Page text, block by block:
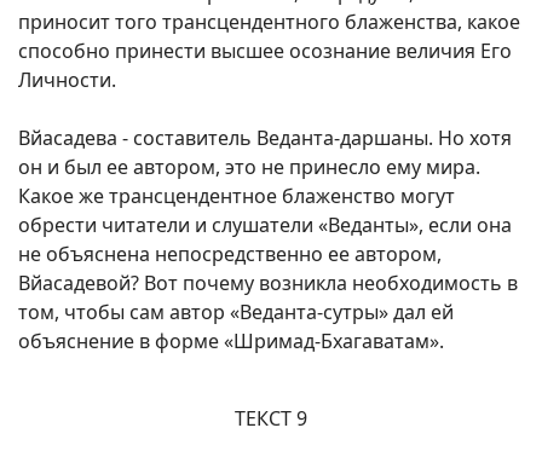
приносит того трансцендентного блаженства, какое
способно принести высшее осознание величия Его
Личности.
Вйасадева - составитель Веданта-даршаны. Но хотя
он и был ее автором, это не принесло ему мира.
Какое же трансцендентное блаженство могут
обрести читатели и слушатели «Веданты», если она
не объяснена непосредственно ее автором,
Вйасадевой? Вот почему возникла необходимость в
том, чтобы сам автор «Веданта-сутры» дал ей
объяснение в форме «Шримад-Бхагаватам».
ТЕКСТ 9